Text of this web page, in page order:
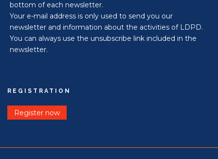
bottom of each newsletter.
Your e-mail address is only used to send you our
newsletter and information about the activities of LDPD.
You can always use the unsubscribe link included in the
newsletter.
REGISTRATION
Register now